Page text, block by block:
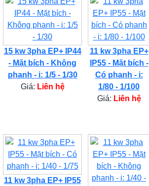
15 kw 3pha EP+ IP44
- Mặt bích - Không
phanh - i: 1/5 - 1/30
Giá: Liên hệ
11 kw 3pha EP+
IP55 - Mặt bích -
Có phanh - i:
1/80 - 1/100
Giá: Liên hệ
11 kw 3pha EP+ IP55